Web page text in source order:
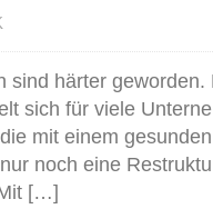
sind härter geworden.
sich für viele
mit einem gesunden
noch eine
[…]